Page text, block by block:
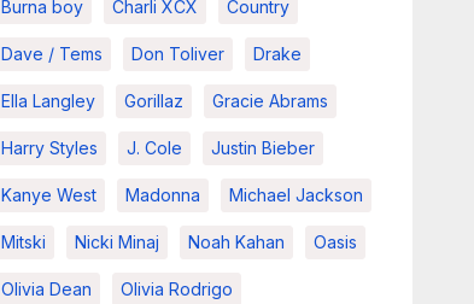
Burna boy Charli XCX Country
Dave / Tems Don Toliver Drake
Ella Langley Gorillaz Gracie Abrams
Harry Styles J. Cole Justin Bieber
Kanye West Madonna Michael Jackson
Mitski Nicki Minaj Noah Kahan Oasis
Olivia Dean Olivia Rodrigo